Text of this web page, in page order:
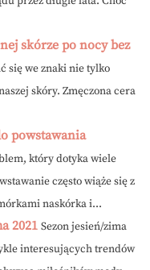
skórze po nocy bez
się we znaki nie tylko
skóry. Zmęczona cera
powstawania
który dotyka wiele
często wiąże się z
naskórka i...
2021 Sezon jesień/zima
interesujących trendów